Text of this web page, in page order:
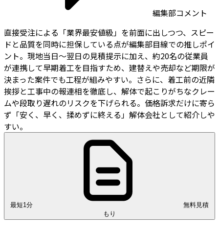
編集部コメント
直接受注による「業界最安値級」を前面に出しつつ、スピー
ドと品質を同時に担保している点が編集部目線での推しポイ
ント。現地当日〜翌日の見積提示に加え、約20名の従業員
が連携して早期着工を目指すため、建替えや売却など期限が
決まった案件でも工程が組みやすい。さらに、着工前の近隣
挨拶と工事中の報連相を徹底し、解体で起こりがちなクレー
ムや段取り遅れのリスクを下げられる。価格訴求だけに寄ら
ず「安く、早く、揉めずに終える」解体会社として紹介しや
すい。
最短1分
もり